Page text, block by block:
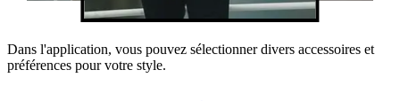
Dans l'application, vous pouvez sélectionner divers accessoires et
préférences pour votre style.